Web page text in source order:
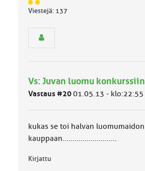
J
ä
m
ä
k
k
:
Viestejä: 137
Vs: Juvan luomu konkurssiin
Vastaus #2001.05.13 - klo:22:55
kukas se toi halvan luomumaidon
kauppaan...........................
Kirjattu